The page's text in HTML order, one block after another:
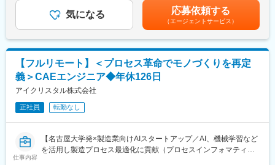
※1つの案件の期間は3～4年がほとんどですが、長い案件ですと10
年以上在籍しています。
※豊富な案件があるため、ご経験や希望に合わせたアサインが可能
です。
■配属先
・エンジニアリング事業本部にて約600 名が活躍中
※配属先平均人数は約5人で複数名でのプロジェクト着手が基本と
なります。
就業形態は下記いずれかの就業形態となります。
■リモートワーク
あくまでも目安の金額であり、選考を通じて上下する可能性があ
ります。月給(月額)は固定手当を含めた表記です。
気になる 応募依頼する
（エージェントサービス）
【フルリモート】＜プロセス革命でモノづくりを再定
義＞CAEエンジニア◆年休126日
アイクリスタル株式会社
正社員 転勤なし
仕事内容
【名古屋大学発×製造業向けAIスタートアップ／AI、機械学習など
を活用し製造プロセス最適化に貢献（プロセスインフォマティク